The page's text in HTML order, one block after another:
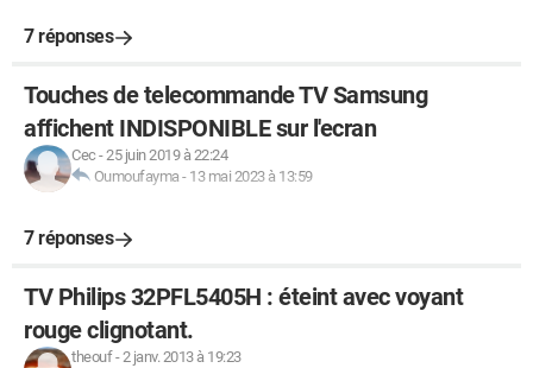
7 réponses
Touches de telecommande TV Samsung
affichent INDISPONIBLE sur l'ecran
Cec -25 juin 2019 à 22:24
Oumoufayma - 13 mai 2023 à 13:59
7 réponses
TV Philips 32PFL5405H : éteint avec voyant
rouge clignotant.
theouf-2 janv. 2013 à 19:23